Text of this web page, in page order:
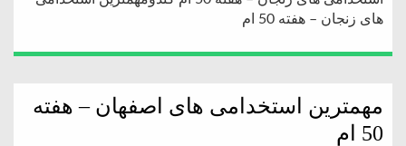
های زنجان – هفته 50 ام
مهمترین استخدامی های اصفهان – هفته
50 ام